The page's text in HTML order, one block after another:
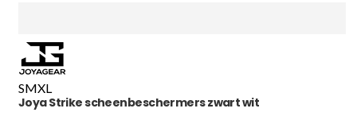
SMXL
Joya Strike scheenbeschermers zwart wit